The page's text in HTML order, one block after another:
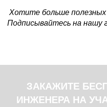
Хотите больше
Подписывайтесь на нашу
ЗАКАЖИТЕ
ИНЖЕНЕРА НА